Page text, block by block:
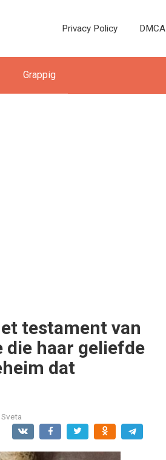
Privacy Policy DMCA
Grappig
testament van
die haar geliefde
dat
Sveta